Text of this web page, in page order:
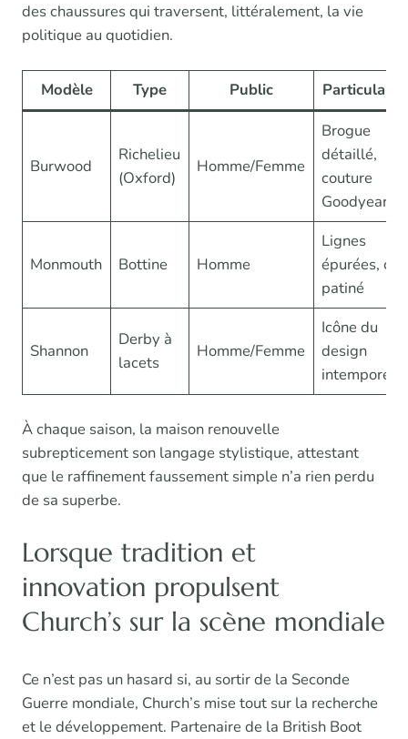
des chaussures qui traversent, littéralement, la vie
politique au quotidien.
Modèle Type Public Particularité
Burwood
Richelieu
(Oxford)
Homme/Femme
Brogue
détaillé,
couture
Goodyear
Monmouth Bottine Homme
Lignes
épurées, cuir
patiné
Shannon
Derby à
lacets
Homme/Femme
Icône du
design
intemporel
À chaque saison, la maison renouvelle
subrepticement son langage stylistique, attestant
que le raffinement faussement simple n’a rien perdu
de sa superbe.
Lorsque tradition et
innovation propulsent
Church’s sur la scène mondiale
Ce n’est pas un hasard si, au sortir de la Seconde
Guerre mondiale, Church’s mise tout sur la recherche
et le développement. Partenaire de la British Boot